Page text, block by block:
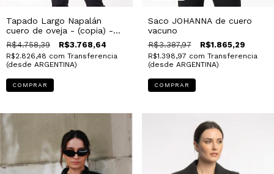
Tapado Largo Napalán
cuero de oveja - (copia) -
(copia)
R$4.758,39 R$3.768,64
R$2.826,48 com Transferencia
(desde ARGENTINA)
COMPRAR
Saco JOHANNA de cuero
vacuno
R$3.387,97 R$1.865,29
R$1.398,97 com Transferencia
(desde ARGENTINA)
COMPRAR